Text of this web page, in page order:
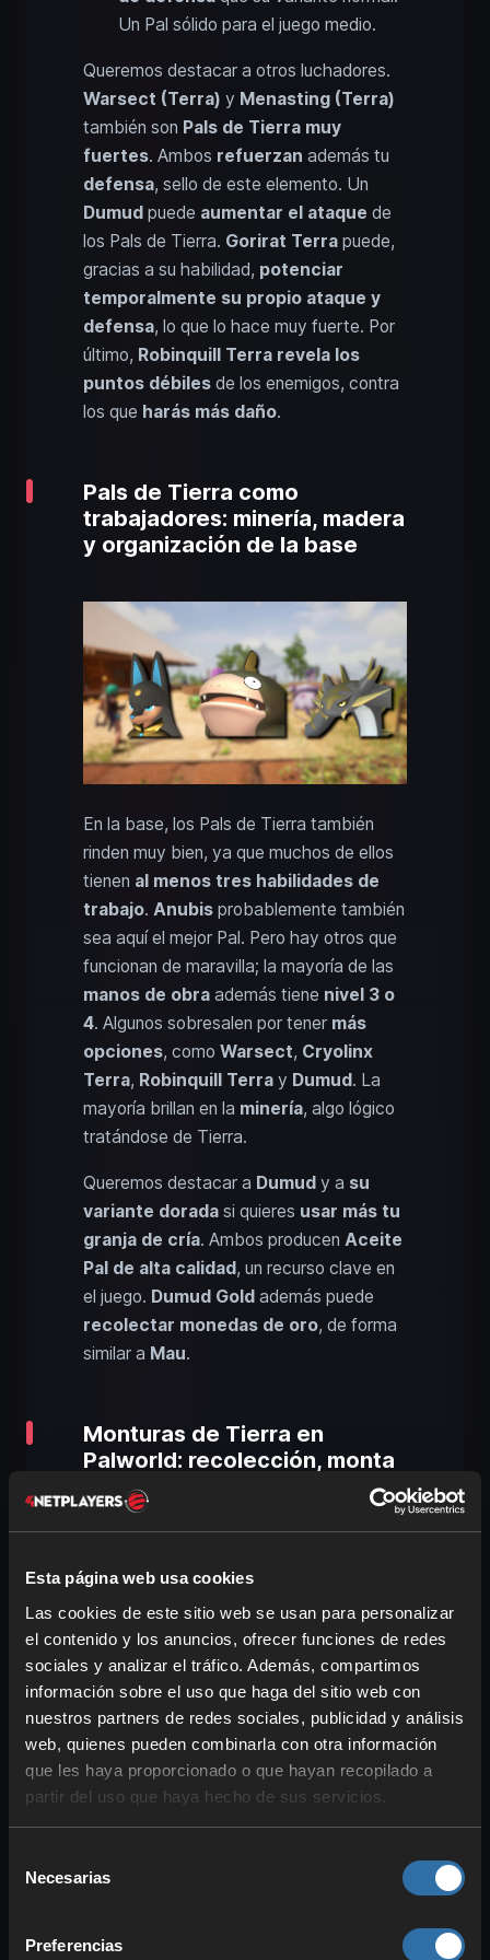
Esta página web usa cookies
Las cookies de este sitio web se usan para personalizar
el contenido y los anuncios, ofrecer funciones de redes
sociales y analizar el tráfico. Además, compartimos
información sobre el uso que haga del sitio web con
nuestros partners de redes sociales, publicidad y análisis
web, quienes pueden combinarla con otra información
que les haya proporcionado o que hayan recopilado a
partir del uso que haya hecho de sus servicios.
Necesarias
Preferencias
Un Pal sólido para el juego medio.
Queremos destacar a otros luchadores.
Warsect (Terra) y Menasting (Terra)
también son Pals de Tierra muy
fuertes. Ambos refuerzan además tu
defensa, sello de este elemento. Un
Dumud puede aumentar el ataque de
los Pals de Tierra. Gorirat Terra puede,
gracias a su habilidad, potenciar
temporalmente su propio ataque y
defensa, lo que lo hace muy fuerte. Por
último, Robinquill Terra revela los
puntos débiles de los enemigos, contra
los que harás más daño.
Pals de Tierra como
trabajadores: minería, madera
y organización de la base
En la base, los Pals de Tierra también
rinden muy bien, ya que muchos de ellos
tienen al menos tres habilidades de
trabajo. Anubis probablemente también
sea aquí el mejor Pal. Pero hay otros que
funcionan de maravilla; la mayoría de las
manos de obra además tiene nivel 3 o
4. Algunos sobresalen por tener más
opciones, como Warsect, Cryolinx
Terra, Robinquill Terra y Dumud. La
mayoría brillan en la minería, algo lógico
tratándose de Tierra.
Queremos destacar a Dumud y a su
variante dorada si quieres usar más tu
granja de cría. Ambos producen Aceite
Pal de alta calidad, un recurso clave en
el juego. Dumud Gold además puede
recolectar monedas de oro, de forma
similar a Mau.
Monturas de Tierra en
Palworld: recolección, monta
y velocidad
Casi todas las monturas de tipo Tierra se
mantienen fieles a su elemento y se
centran en el suelo. Por desgracia,no
pero algunas destacan por sus
resaltar varias de ellas; muchas se